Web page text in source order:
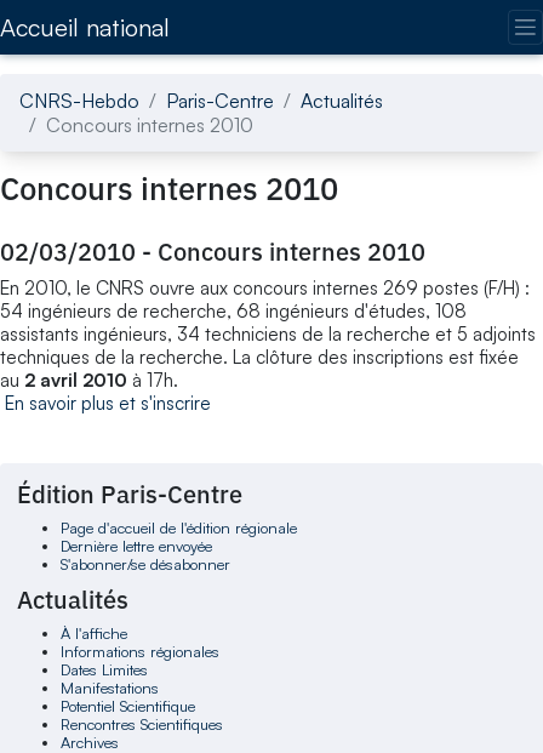
Accueil national
CNRS-Hebdo Paris-Centre
Actualités
Concours internes 2010
Concours internes 2010
02/03/2010 - Concours internes 2010
En 2010, le CNRS ouvre aux concours internes 269 postes (F/H) :
54 ingénieurs de recherche, 68 ingénieurs d'études, 108
assistants ingénieurs, 34 techniciens de la recherche et 5 adjoints
techniques de la recherche. La clôture des inscriptions est fixée
au 2 avril 2010 à 17h.
En savoir plus et s'inscrire
Édition Paris-Centre
Page d'accueil de l'édition régionale
Dernière lettre envoyée
S'abonner/se désabonner
Actualités
À l'affiche
Informations régionales
Dates Limites
Manifestations
Potentiel Scientifique
Rencontres Scientifiques
Archives